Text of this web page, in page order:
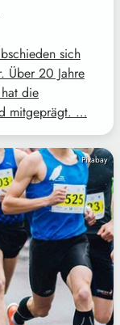
sich
Über 20 Jahre
die
mitgeprägt. …
Pixabay